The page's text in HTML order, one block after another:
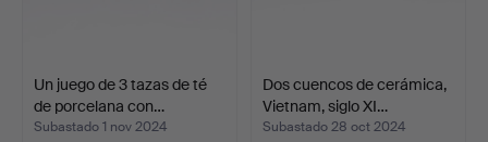
Un juego de 3 tazas de té
de porcelana con…
Subastado 1 nov 2024
Dos cuencos de cerámica,
Vietnam, siglo XI…
Subastado 28 oct 2024